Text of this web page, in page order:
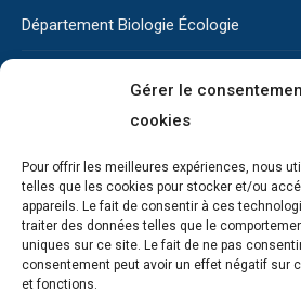
Gérer le
cookies
Pour offrir les meilleures expériences, nous
telles que les cookies pour stocker et/ou
appareils. Le fait de consentir à ces
traiter des données telles que le
uniques sur ce site. Le fait de ne pas
consentement peut avoir un effet négatif sur
et fonctions.
Département Biologie Écologie
Faculté des Sciences
Cours en ligne
ENT
RESUM